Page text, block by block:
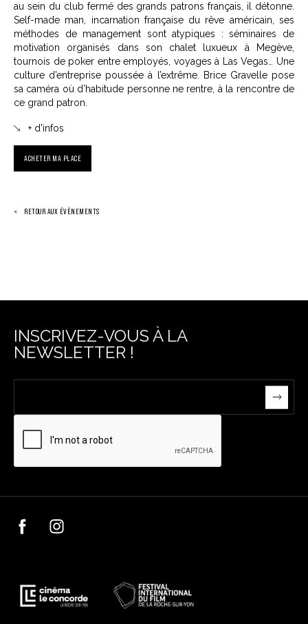
au sein du club fermé des grands patrons français, il détonne.
Self-made man, incarnation française du rêve américain, ses
méthodes de management sont atypiques : séminaires de
motivation organisés dans son chalet luxueux à Megève,
tournois de poker entre employés, voyages à Las Vegas… Une
culture d’entreprise poussée à l’extrême. Brice Gravelle pose
sa caméra où d’habitude personne ne rentre, à la rencontre de
ce grand patron.
+ d'infos
ACHETER MA PLACE
RETOUR AUX ÉVÈNEMENTS
INSCRIVEZ-VOUS À LA
NEWSLETTER !